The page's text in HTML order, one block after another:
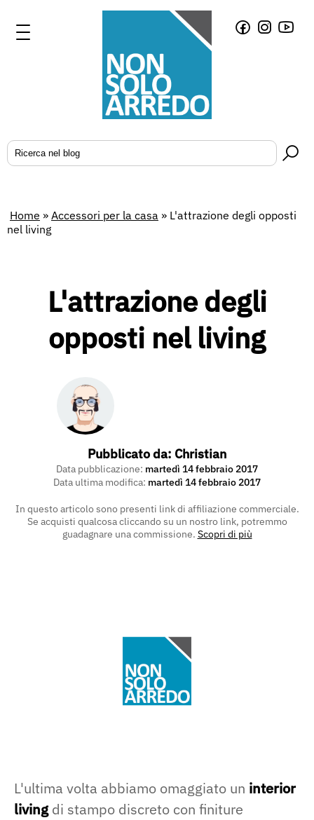
Home » Accessori per la casa » L'attrazione degli opposti
nel living
L'attrazione degli
opposti nel living
Pubblicato da: Christian
Data pubblicazione: martedì 14 febbraio 2017
Data ultima modifica: martedì 14 febbraio 2017
In questo articolo sono presenti link di affiliazione commerciale.
Se acquisti qualcosa cliccando su un nostro link, potremmo
guadagnare una commissione. Scopri di più
L'ultima volta abbiamo omaggiato un interior
livingdi stampo discreto con finiture